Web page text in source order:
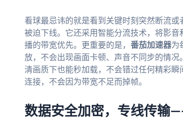
看球最忌讳的就是看到关键时刻突然断流或
被迫下线。它还采用智能分流技术，将影
播的带宽优先。更重要的是， 番茄加速器为
放，不会出现画面卡顿、声音不同步的情
清画质下也能秒加载，不会错过任何精彩
连接，不会因为带宽不足而掉帧。
数据安全加密，专线传输